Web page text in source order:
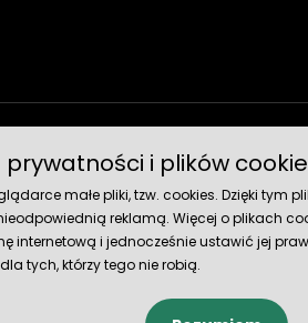
prywatności i plików
małe pliki, tzw. cookies. Dzięki tym
reklamą. Więcej o plikach
i jednocześnie ustawić jej
dla tych, którzy tego nie robią.